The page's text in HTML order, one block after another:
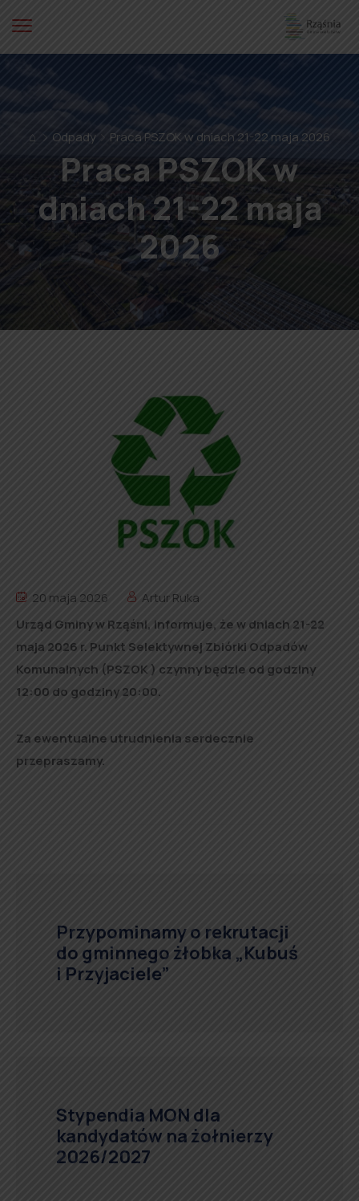
⌂ Odpady Praca PSZOK w dniach 21-22 maja 2026
Praca PSZOK w
dniach 21-22 maja
2026
20 maja 2026
Artur Ruka
Urząd Gminy w Rząśni, informuje, że w dniach 21-22
maja 2026 r. Punkt Selektywnej Zbiórki Odpadów
Komunalnych (PSZOK ) czynny będzie od godziny
12:00 do godziny 20:00.
Za ewentualne utrudnienia serdecznie
przepraszamy.
Przypominamy o rekrutacji
do gminnego żłobka „Kubuś
i Przyjaciele”
Stypendia MON dla
kandydatów na żołnierzy
2026/2027